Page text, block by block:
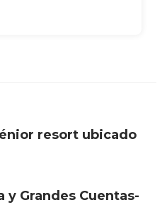
resort ubicado
y Grandes Cuentas-